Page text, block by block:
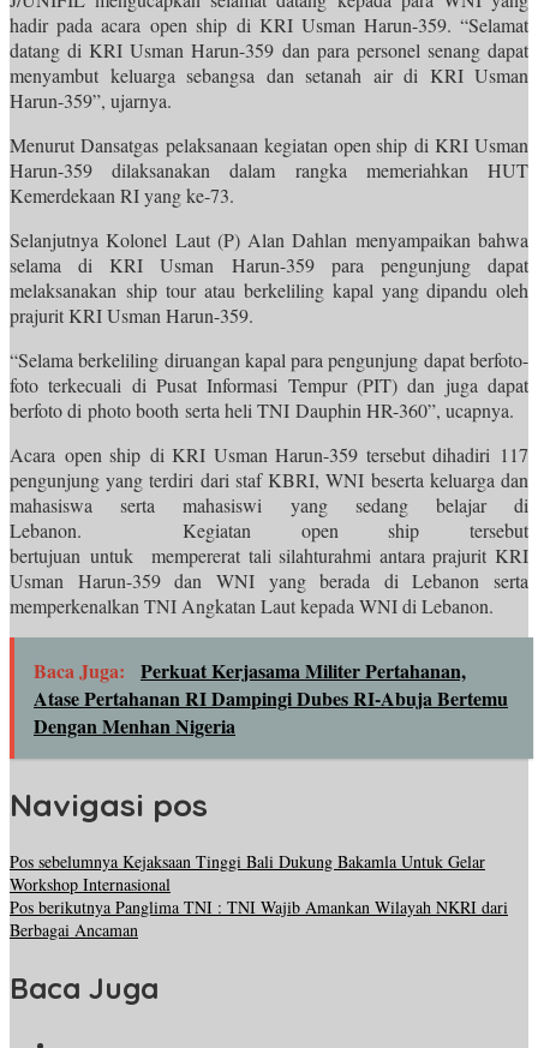
hadir pada acara open ship di KRI Usman Harun-359. “Selamat
datang di KRI Usman Harun-359 dan para personel senang dapat
menyambut keluarga sebangsa dan setanah air di KRI Usman
Harun-359”, ujarnya.
Menurut Dansatgas pelaksanaan kegiatan open ship di KRI Usman
Harun-359 dilaksanakan dalam rangka memeriahkan HUT
Kemerdekaan RI yang ke-73.
Selanjutnya Kolonel Laut (P) Alan Dahlan menyampaikan bahwa
selama di KRI Usman Harun-359 para pengunjung dapat
melaksanakan ship tour atau berkeliling kapal yang dipandu oleh
prajurit KRI Usman Harun-359.
“Selama berkeliling diruangan kapal para pengunjung dapat berfoto-
foto terkecuali di Pusat Informasi Tempur (PIT) dan juga dapat
berfoto di photo booth serta heli TNI Dauphin HR-360”, ucapnya.
Acara open ship di KRI Usman Harun-359 tersebut dihadiri 117
pengunjung yang terdiri dari staf KBRI, WNI beserta keluarga dan
mahasiswa serta mahasiswi yang sedang belajar di
Lebanon. Kegiatan open ship tersebut
bertujuan untuk mempererat tali silahturahmi antara prajurit KRI
Usman Harun-359 dan WNI yang berada di Lebanon serta
memperkenalkan TNI Angkatan Laut kepada WNI di Lebanon.
Baca Juga:
Perkuat Kerjasama Militer Pertahanan,
Atase Pertahanan RI Dampingi Dubes RI-Abuja Bertemu
Dengan Menhan Nigeria
Navigasi pos
Pos sebelumnya Kejaksaan Tinggi Bali Dukung Bakamla Untuk Gelar
Workshop Internasional
Pos berikutnya Panglima TNI : TNI Wajib Amankan Wilayah NKRI dari
Berbagai Ancaman
Baca Juga